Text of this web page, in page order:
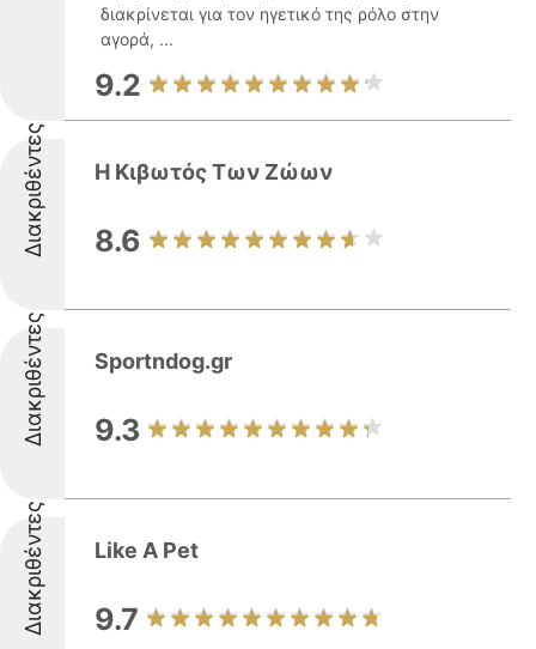
διακρίνεται για τον ηγετικό της ρόλο στην
αγορά, ...
9.2
Διακριθέντες Η Κιβωτός Των Ζώων
8.6
Διακριθέντες Sportndog.gr
9.3
Διακριθέντες Like A Pet
9.7